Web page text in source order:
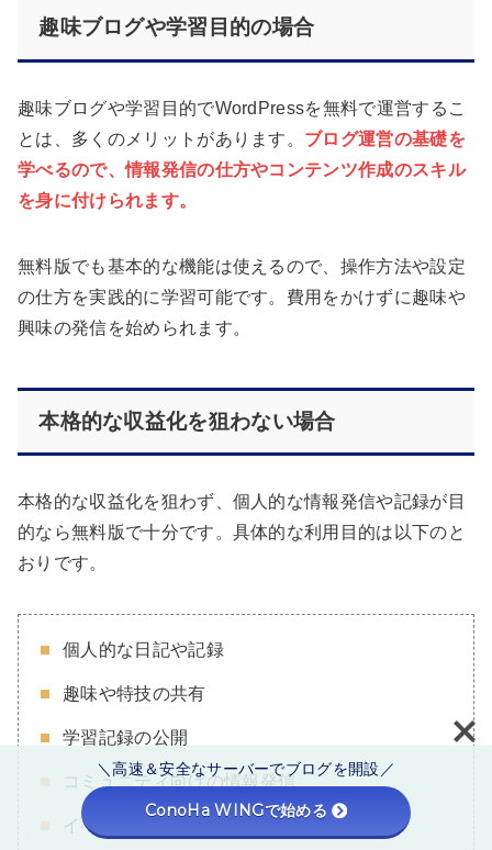
趣味ブログや学習目的の場合
趣味ブログや学習目的でWordPressを無料で運営するこ
とは、多くのメリットがあります。 ブログ運営の基礎を
学べるので、情報発信の仕方やコンテンツ作成のスキル
を身に付けられます。
無料版でも基本的な機能は使えるので、操作方法や設定
の仕方を実践的に学習可能です。費用をかけずに趣味や
興味の発信を始められます。
本格的な収益化を狙わない場合
本格的な収益化を狙わず、個人的な情報発信や記録が目
的なら無料版で十分です。具体的な利用目的は以下のと
おりです。
個人的な日記や記録
趣味や特技の共有
学習記録の公開
コミュニティ向けの情報発信
イベントの告知
＼高速＆安全なサーバーでブログを開設／
ConoHa WINGで始める